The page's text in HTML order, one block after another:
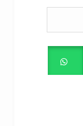
CIGUEÑAL
ORIGINAL
KIA